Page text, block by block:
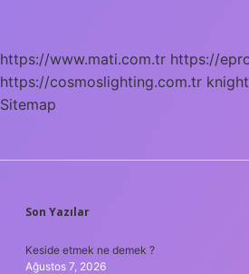
https://www.mati.com.tr https://
https://cosmoslighting.com.tr
Sitemap
SIDEBAR
Son Yazılar
Keside etmek ne demek ?
Ağustos 7, 2026